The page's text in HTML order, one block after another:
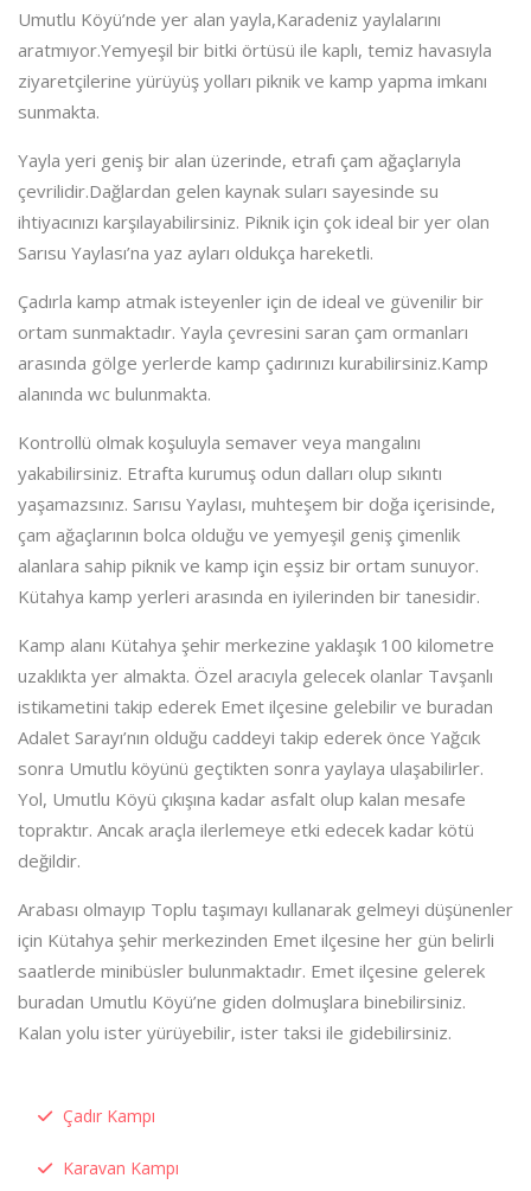
Umutlu Köyü’nde yer alan yayla,Karadeniz yaylalarını
aratmıyor.Yemyeşil bir bitki örtüsü ile kaplı, temiz havasıyla
ziyaretçilerine yürüyüş yolları piknik ve kamp yapma imkanı
sunmakta.
Yayla yeri geniş bir alan üzerinde, etrafı çam ağaçlarıyla
çevrilidir.Dağlardan gelen kaynak suları sayesinde su
ihtiyacınızı karşılayabilirsiniz. Piknik için çok ideal bir yer olan
Sarısu Yaylası’na yaz ayları oldukça hareketli.
Çadırla kamp atmak isteyenler için de ideal ve güvenilir bir
ortam sunmaktadır. Yayla çevresini saran çam ormanları
arasında gölge yerlerde kamp çadırınızı kurabilirsiniz.Kamp
alanında wc bulunmakta.
Kontrollü olmak koşuluyla semaver veya mangalını
yakabilirsiniz. Etrafta kurumuş odun dalları olup sıkıntı
yaşamazsınız. Sarısu Yaylası, muhteşem bir doğa içerisinde,
çam ağaçlarının bolca olduğu ve yemyeşil geniş çimenlik
alanlara sahip piknik ve kamp için eşsiz bir ortam sunuyor.
Kütahya kamp yerleri arasında en iyilerinden bir tanesidir.
Kamp alanı Kütahya şehir merkezine yaklaşık 100 kilometre
uzaklıkta yer almakta. Özel aracıyla gelecek olanlar Tavşanlı
istikametini takip ederek Emet ilçesine gelebilir ve buradan
Adalet Sarayı’nın olduğu caddeyi takip ederek önce Yağcık
sonra Umutlu köyünü geçtikten sonra yaylaya ulaşabilirler.
Yol, Umutlu Köyü çıkışına kadar asfalt olup kalan mesafe
topraktır. Ancak araçla ilerlemeye etki edecek kadar kötü
değildir.
Arabası olmayıp Toplu taşımayı kullanarak gelmeyi düşünenler
için Kütahya şehir merkezinden Emet ilçesine her gün belirli
saatlerde minibüsler bulunmaktadır. Emet ilçesine gelerek
buradan Umutlu Köyü’ne giden dolmuşlara binebilirsiniz.
Kalan yolu ister yürüyebilir, ister taksi ile gidebilirsiniz.
Çadır Kampı
Karavan Kampı